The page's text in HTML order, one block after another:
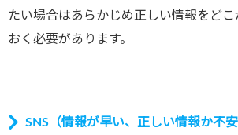
たい場合はあらかじめ正しい情報をどこ
おく必要があります。
SNS（情報が早い、正しい情報か不安